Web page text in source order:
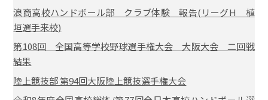
浪商高校ハンドボール部 クラブ体験 報告(リーグH 植
垣選手来校)
第108回 全国高等学校野球選手権大会 大阪大会 二回戦
結果
陸上競技部 第94回大阪陸上競技選手権大会